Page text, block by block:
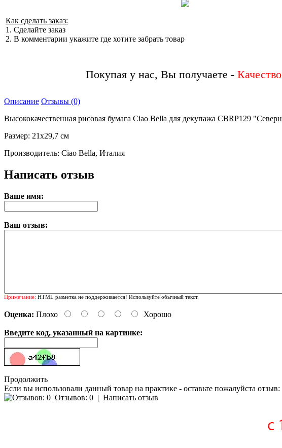
Как сделать заказ:
1. Сделайте заказ
2. В комментарии укажите где хотите забрать товар
Покупая у нас, Вы получаете -
Описание Отзывы (0)
Высококачественная рисовая бумага Ciao Bella для декупажа CBRP129
Размер: 21х29,7 см
Производитель: Ciao Bella, Италия
Написать отзыв
Ваше имя:
Ваш отзыв:
Примечание: HTML разметка не поддерживается! Используйте обычный текст.
Оценка: Плохо Хорошо
Введите код, указанный на картинке:
Продолжить
Если вы использовали данный товар на практике - оставьте пожалуйста отзыв:
Отзывов: 0 | Написать отзыв